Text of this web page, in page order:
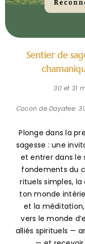
Sentier de
30 et 31
Cocon de Dayafee:
Plonge dans la
sagesse : une
et entrer dans le
fondements du
rituels simples,
ton monde
et la
vers le monde
alliés spirituels —
— et
exploration,